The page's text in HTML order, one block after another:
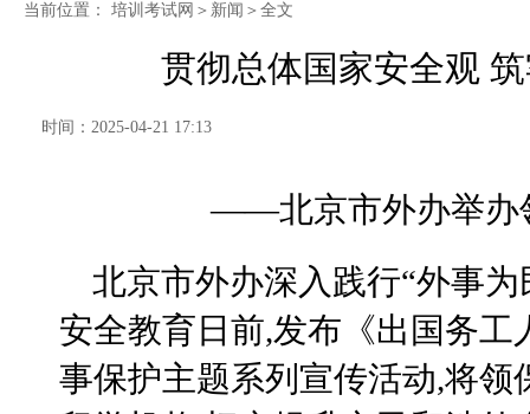
当前位置： 培训考试网 ＞ 新闻 ＞全文
贯彻总体国家安全观
时间：2025-04-21 17:13
——北京市外办举办
北京市外办深入践行“外事为
安全教育日前,发布《出国务工
事保护主题系列宣传活动,将领